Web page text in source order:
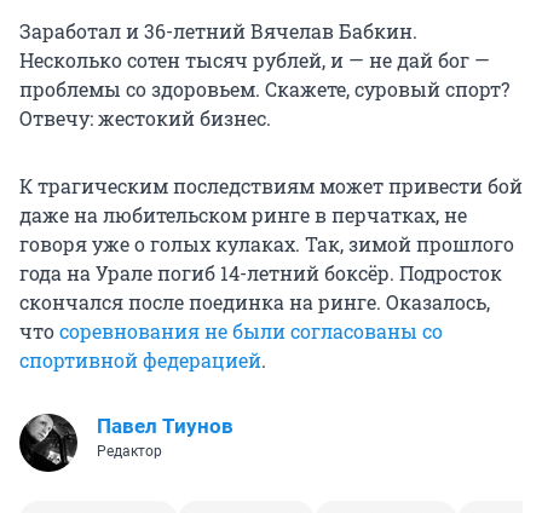
Заработал и 36-летний Вячелав Бабкин.
Несколько сотен тысяч рублей, и — не дай бог —
проблемы со здоровьем. Скажете, суровый спорт?
Отвечу: жестокий бизнес.
К трагическим последствиям может привести бой
даже на любительском ринге в перчатках, не
говоря уже о голых кулаках. Так, зимой прошлого
года на Урале погиб 14-летний боксёр. Подросток
скончался после поединка на ринге. Оказалось,
чтосоревнования не были согласованы со
спортивной федерацией.
Павел Тиунов
Редактор